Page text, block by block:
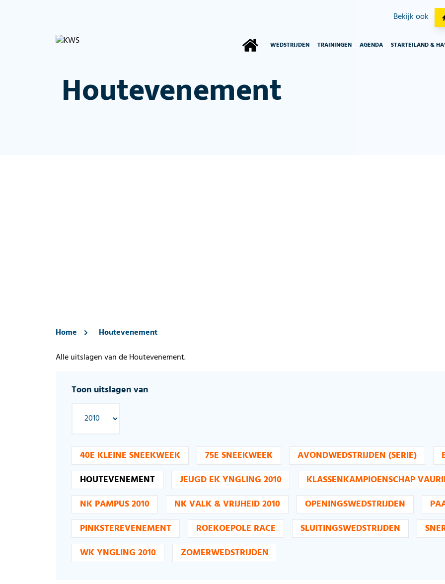
Bekijk ook
WEDSTRIJDEN TRAININGEN AGENDA STARTEILAND &
Houtevenement
Home
Houtevenement
Alle uitslagen van de Houtevenement.
Toon uitslagen van
40E KLEINE SNEEKWEEK 75E SNEEKWEEK AVONDWEDSTRIJDEN (SERIE)
HOUTEVENEMENT
JEUGD EK YNGLING 2010 KLASSENKAMPIOENSCHAP
NK PAMPUS 2010
NK VALK & VRIJHEID 2010 OPENINGSWEDSTRIJDEN
PINKSTEREVENEMENT
ROEKOEPOLE RACE SLUITINGSWEDSTRIJDEN
WK YNGLING 2010
ZOMERWEDSTRIJDEN